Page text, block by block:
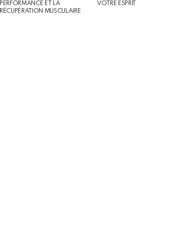
PERFORMANCE ET LA
RÉCUPÉRATION MUSCULAIRE
VOTRE ESPRIT